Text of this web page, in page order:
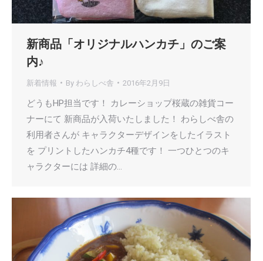
新商品「オリジナルハンカチ」のご案
内♪
新着情報 By わらしべ舎 2016年2月9日
どうもHP担当です！ カレーショップ桜蔵の雑貨コー
ナーにて 新商品が入荷いたしました！ わらしべ舎の
利用者さんが キャラクターデザインをしたイラスト
を プリントしたハンカチ4種です！ 一つひとつのキ
ャラクターには 詳細の…